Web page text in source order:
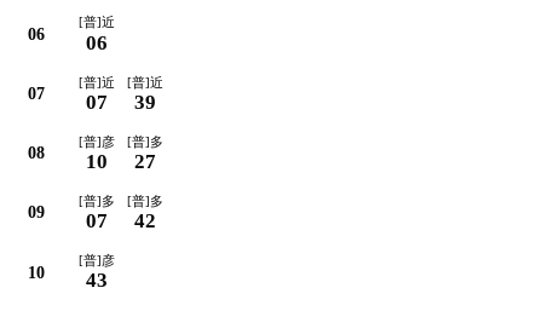
06
[普]近
06
07
[普]近
07
[普]近
39
08
[普]彦
10
[普]多
27
09
[普]多
07
[普]多
42
10
[普]彦
43